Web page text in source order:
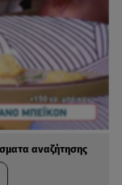
αναζήτησης